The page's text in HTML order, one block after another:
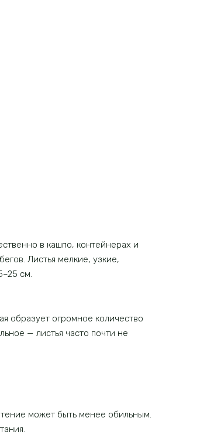
в кашпо, контейнерах и
Листья мелкие, узкие,
см.
образует огромное количество
— листья часто почти не
может быть менее обильным.